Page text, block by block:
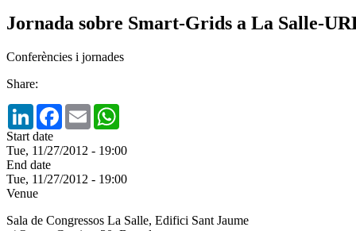
Jornada sobre Smart-Grids a La Salle-
Conferències i jornades
Share:
LinkedInFacebook
Email
Start date
Tue, 11/27/2012 - 19:00
End date
Tue, 11/27/2012 - 19:00
Venue
Sala de Congressos La Salle, Edifici Sant Jaume